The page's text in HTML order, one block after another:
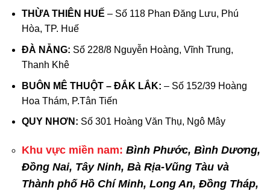
THỪA THIÊN HUẾ – Số 118 Phan Đăng Lưu, Phú
Hòa, TP. Huế
ĐÀ NẴNG: Số 228/8 Nguyễn Hoàng, Vĩnh Trung,
Thanh Khê
BUÔN MÊ THUỘT – ĐẮK LẮK: – Số 152/39 Hoàng
Hoa Thám, P.Tân Tiến
QUY NHƠN: Số 301 Hoàng Văn Thụ, Ngô Mây
Khu vực miền nam: Bình Phước, Bình Dương,
Đồng Nai, Tây Ninh, Bà Rịa-Vũng Tàu và
Thành phố Hồ Chí Minh, Long An, Đồng Tháp,